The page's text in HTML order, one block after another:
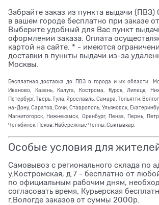
Забрайте заказ из пункта выдачи
в вашем городе бесплатно при заказе
Выберите удобный для Вас пункт
оформлении заказа. Оплата
картой на сайте. * - имеются
доставки в пункты выдачи из-за
Москвы.
Бесплатная доставка до ПВЗ в города и их области:
Иваново, Казань, Калуга, Кострома, Курск, Липецк,
Петербург, Тверь, Тула, Ярославль, Самара, Тольятти,
на-Дону, Саратов, Сочи, Ставрополь, Ульяновск,
Магнитогорск, Нижнекамск, Оренбург, Пенза, Пермь,
Челябинск, Псков, Набережные Челны, Сыктывкар.
Особые условия для
Самовывоз с регионального склада по
у.Костромская, д.7 - бесплатно от
по официальным рабочим дням,
согласовать время. Курьерская
г.Вологде заказов от суммы 2000р.